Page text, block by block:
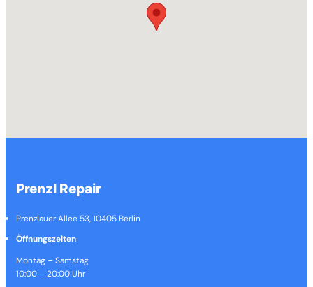
Prenzl Repair
Prenzlauer Allee 53, 10405 Berlin
Öffnungszeiten
Montag – Samstag
10:00 – 20:00 Uhr